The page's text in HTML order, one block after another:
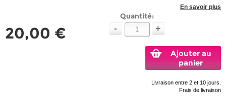
En savoir plus
20,00 €
Quantité:
- +
Ajouter au
panier
Livraison entre 2 et 10 jours.
Frais de livraison